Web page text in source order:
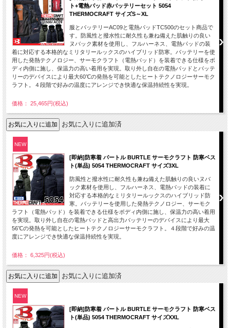
ト+電熱パッド赤バッテリーセット 5054
THERMOCRAFT サイズS～XL
服とバッテリーAC09と電熱パッドTC500のセット商品で
す。防風性と撥水性に耐久性も兼ね備えた肌触りの良い
ヌバック素材を使用し、フルハーネス、電熱パッドの装
着に対応する本格的なミリタリールックスのハイブリッド防寒。バッテリーを使
用した発熱テクノロジー、サーモクラフト（電熱パッド）を装着できる仕様をボ
ディ内側に施し、保温力の高い着用を実現。取り外し自在の電熱パッドとバッテ
リーのデバイスにより最大60℃の発熱を可能としたヒートテクノロジーサーモク
ラフト。４段階で好みの温度にアレンジでき快適な保温持続性を実現。
価格： 25,465円(税込)
お気に入りに追加済
NEW
[即納]防寒着 バートル BURTLE サーモクラフト 防寒ベス
ト(単品) 5054 THERMOCRAFT サイズ3XL
防風性と撥水性に耐久性も兼ね備えた肌触りの良いヌバ
ック素材を使用し、フルハーネス、電熱パッドの装着に
対応する本格的なミリタリールックスのハイブリッド防
寒。バッテリーを使用した発熱テクノロジー、サーモク
ラフト（電熱パッド）を装着できる仕様をボディ内側に施し、保温力の高い着用
を実現。取り外し自在の電熱パッドと高出力バッテリーのデバイスにより最大
56℃の発熱を可能としたヒートテクノロジーサーモクラフト。４段階で好みの温
度にアレンジでき快適な保温持続性を実現。
価格： 6,325円(税込)
お気に入りに追加済
NEW
[即納]防寒着 バートル BURTLE サーモクラフト 防寒ベス
ト(単品) 5054 THERMOCRAFT サイズXXL